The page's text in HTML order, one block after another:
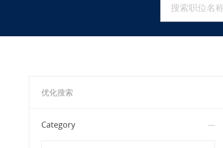
优化搜索
Category